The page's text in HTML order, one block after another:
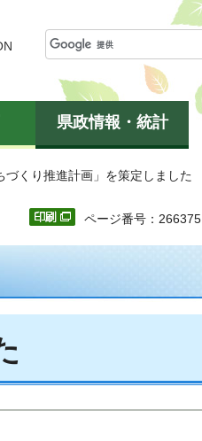
県政情報・統計
づくり推進計画」を策定しました
ページ番号：266375